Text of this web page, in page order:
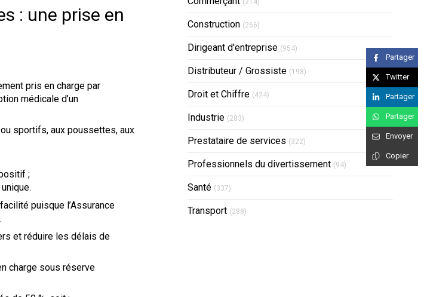
: une prise en
pris en charge par
médicale d’un
sportifs, aux poussettes, aux
;
puisque l’Assurance
et réduire les délais de
charge sous réserve
Partager
Twitter
Partager
Partager
Envoyer
Copier
(214)
Construction (266)
Dirigeant d'entreprise (954)
Distributeur / Grossiste (198)
Droit et Chiffre (424)
Industrie (283)
Prestataire de services (322)
Professionnels du divertissement (94) Articles Count
Santé (337)
Transport (288)